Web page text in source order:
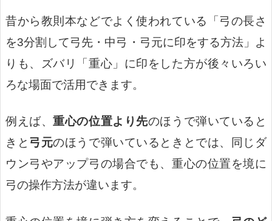
昔から教則本などでよく使われている「弓の長さ
を3分割して弓先・中弓・弓元に印をする方法」よ
りも、ズバリ「重心」に印をした方が後々いろい
ろな場面で活用できます。
例えば、重心の位置より先のほうで弾いていると
きと 弓元のほうで弾いているときとでは、同じダ
ウン弓やアップ弓の場合でも、重心の位置を境に
弓の操作方法が違います。